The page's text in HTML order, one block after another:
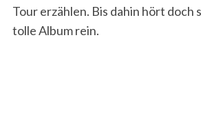
Tour erzählen. Bis dahin hört doch
tolle Album rein.